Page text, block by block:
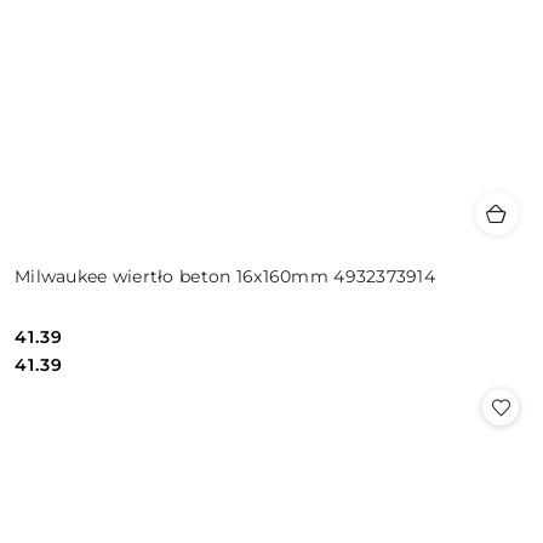
Milwaukee wiertło beton 16x160mm 4932373914
Cena:
41.39
Cena:
41.39